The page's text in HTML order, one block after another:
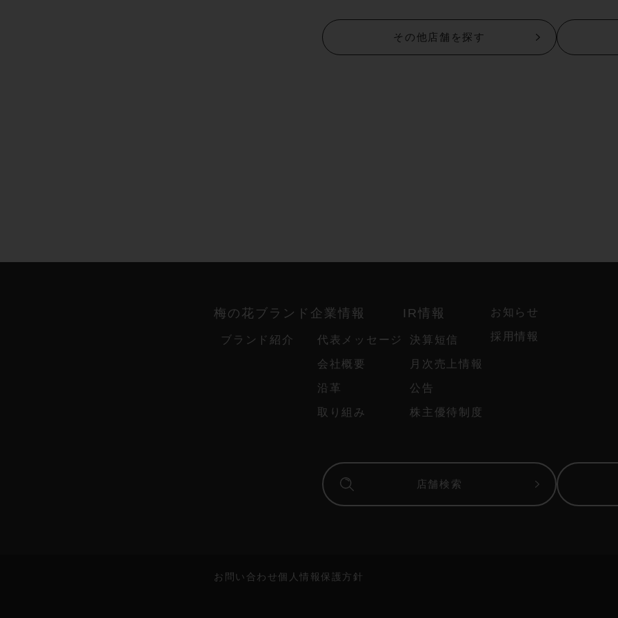
その他店舗を探す
梅の花ブランド
ブランド紹介
企業情報
代表メッセージ
会社概要
沿革
取り組み
IR情報
決算短信
月次売上情報
公告
株主優待制度
お知らせ
採用情報
店舗検索
お問い合わせ個人情報保護方針